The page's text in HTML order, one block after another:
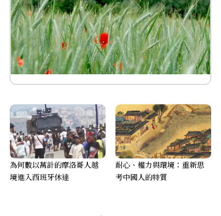
為何數以萬計的摩洛哥人越
境進入西班牙休達
耐心、權力與環境：重新思
考中國人的特質